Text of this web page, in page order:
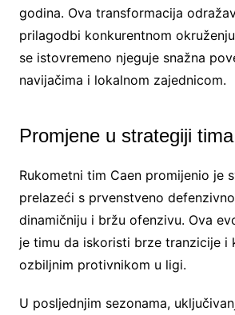
godina. Ova transformacija
prilagodbi konkurentnom
se istovremeno njeguje snažna
navijačima i lokalnom zajednicom.
Promjene u strategiji
Rukometni tim Caen promijenio je
prelazeći s prvenstveno
dinamičniju i bržu ofenzivu. Ova
je timu da iskoristi brze tranzicije i
ozbiljnim protivnikom u ligi.
U posljednjim sezonama,